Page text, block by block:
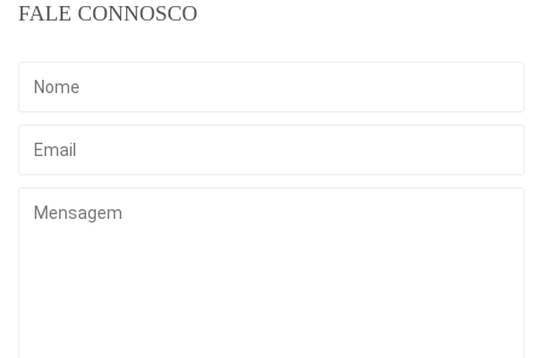
FALE CONNOSCO